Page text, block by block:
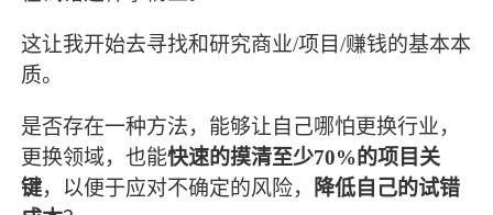
这让我开始去寻找和研究商业/项目/赚钱的基本本
质。
是否存在一种方法，能够让自己哪怕更换行业，
更换领域，也能快速的摸清至少70%的项目关
键，以便于应对不确定的风险，
降低自己的试错